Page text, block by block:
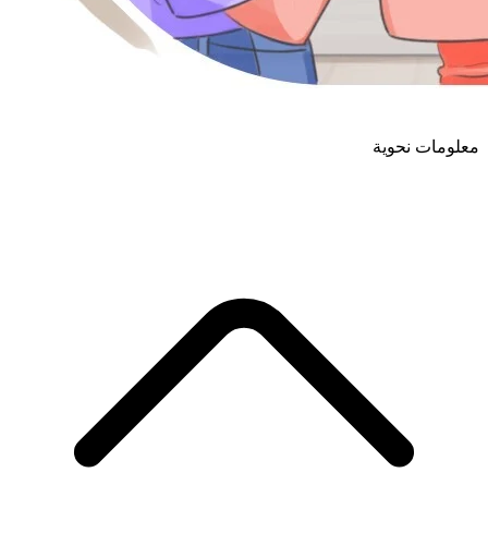
معلومات نحوية